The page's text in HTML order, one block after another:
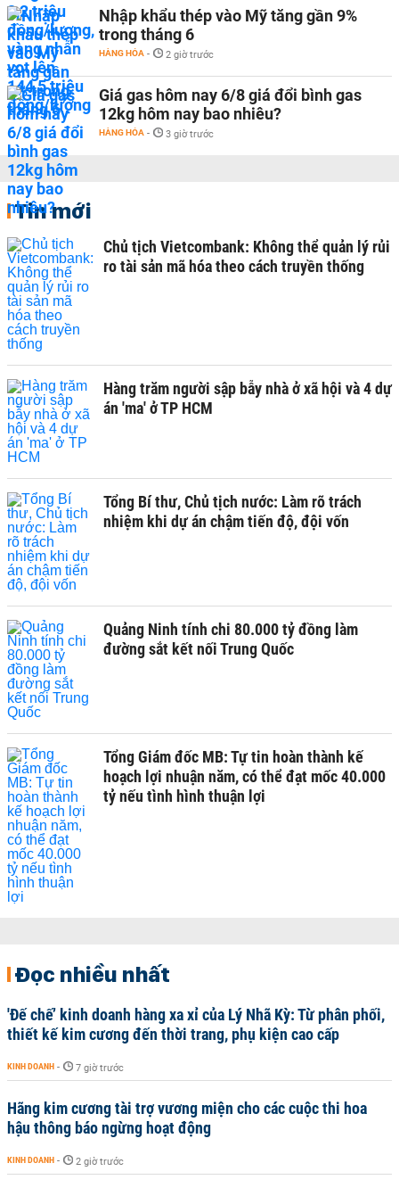
Nhập khẩu thép vào Mỹ tăng gần 9%
trong tháng 6
HÀNG HÓA - 2 giờ trước
Giá gas hôm nay 6/8 giá đổi bình gas
12kg hôm nay bao nhiêu?
HÀNG HÓA - 3 giờ trước
Tin mới
Chủ tịch Vietcombank: Không thể quản lý rủi
ro tài sản mã hóa theo cách truyền thống
Hàng trăm người sập bẫy nhà ở xã hội và 4 dự
án 'ma' ở TP HCM
Tổng Bí thư, Chủ tịch nước: Làm rõ trách
nhiệm khi dự án chậm tiến độ, đội vốn
Quảng Ninh tính chi 80.000 tỷ đồng làm
đường sắt kết nối Trung Quốc
Tổng Giám đốc MB: Tự tin hoàn thành kế
hoạch lợi nhuận năm, có thể đạt mốc 40.000
tỷ nếu tình hình thuận lợi
Đọc nhiều nhất
'Đế chế’ kinh doanh hàng xa xỉ của Lý Nhã Kỳ: Từ phân phối,
thiết kế kim cương đến thời trang, phụ kiện cao cấp
KINH DOANH - 7 giờ trước
Hãng kim cương tài trợ vương miện cho các cuộc thi hoa
hậu thông báo ngừng hoạt động
KINH DOANH - 2 giờ trước